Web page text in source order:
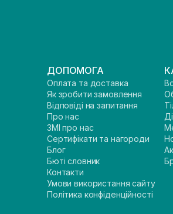
ДОПОМОГА
Оплата та доставка
Як зробити замовлення
Відповіді на запитання
Про нас
ЗМІ про нас
Сертифікати та нагороди
Блог
Бюті словник
Контакти
Умови використання сайту
Політика конфіденційності